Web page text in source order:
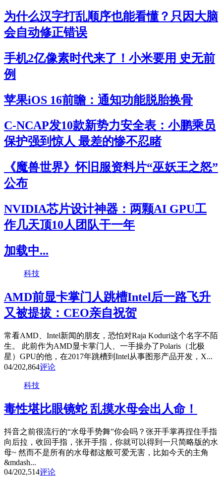
为什么汉字打乱顺序也能看懂？只因大脑
会自动修正错误
手机2亿像素时代来了！小米要用 史无前
例
苹果iOS 16前瞻：通知功能脱胎换骨
C-NCAP发10款新势力安全表：小鹏乘员
保护强到惊人 最差的惨不忍睹
《魔兽世界》怀旧服资料片“巫妖王之怒”
公布
NVIDIA芯片设计神器：两颗AI GPU工
作几天顶10人团队干一年
加载中...
科技
AMD前显卡掌门人跳槽Intel后一路飞升
又被提拔：CEO亲自祝贺
常看AMD、Intel新闻的朋友，恐怕对Raja Koduri这个名字不陌
生。 此前作为AMD显卡掌门人、一手操办了Polaris（北极
星）GPU的他，在2017年跳槽到Intel从事图形产品开发，X...
04/202,864评论
科技
毒性堪比眼镜蛇 乱摸水母会出人命！
抖音之前很流行的“水母手势舞”你会吗？张开手掌再捏住手指
向后拉，收回手指，张开手指，你就可以得到一只简略版的水
母~ 然而不是所有的水母都这般可爱无害，比如今天的主角
&mdash...
04/202,514评论